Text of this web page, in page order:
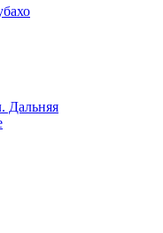
Дальняя